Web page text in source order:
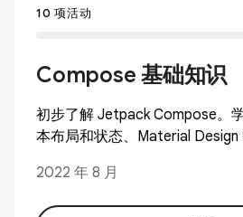
10 项活动
Compose 基础知识
初步了解 Jetpack Compose。
本布局和状态、Material Design
2022 年 8 月